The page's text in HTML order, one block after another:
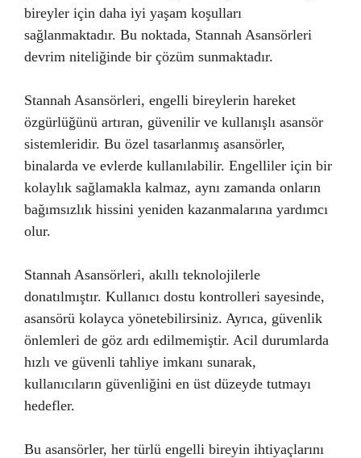
bireyler için daha iyi yaşam koşulları
sağlanmaktadır. Bu noktada, Stannah Asansörleri
devrim niteliğinde bir çözüm sunmaktadır.
Stannah Asansörleri, engelli bireylerin hareket
özgürlüğünü artıran, güvenilir ve kullanışlı asansör
sistemleridir. Bu özel tasarlanmış asansörler,
binalarda ve evlerde kullanılabilir. Engelliler için bir
kolaylık sağlamakla kalmaz, aynı zamanda onların
bağımsızlık hissini yeniden kazanmalarına yardımcı
olur.
Stannah Asansörleri, akıllı teknolojilerle
donatılmıştır. Kullanıcı dostu kontrolleri sayesinde,
asansörü kolayca yönetebilirsiniz. Ayrıca, güvenlik
önlemleri de göz ardı edilmemiştir. Acil durumlarda
hızlı ve güvenli tahliye imkanı sunarak,
kullanıcıların güvenliğini en üst düzeyde tutmayı
hedefler.
Bu asansörler, her türlü engelli bireyin ihtiyaçlarını